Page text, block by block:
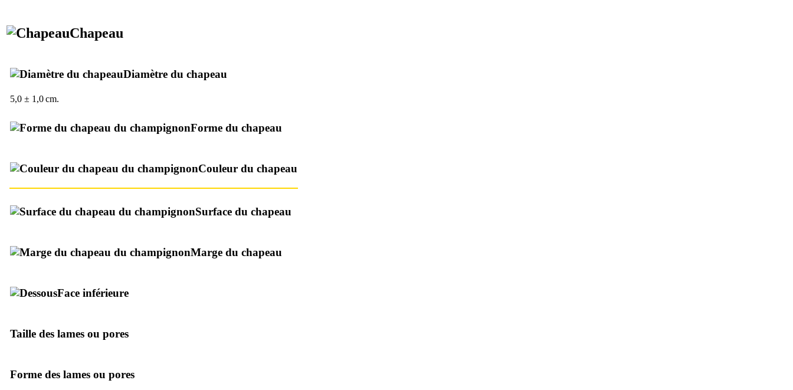
Chapeau
Diamètre du chapeau
5,0 ± 1,0 cm.
Forme du chapeau
Couleur du chapeau
Surface du chapeau
Marge du chapeau
Face inférieure
Taille des lames ou pores
Forme des lames ou pores